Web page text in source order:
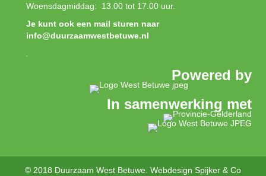
Woensdagmiddag: 13.00 tot 17.00 uur.
Je kunt ook een mail sturen naar
info@duurzaamwestbetuwe.nl
Powered by
In samenwerking met
© 2018 Duurzaam West Betuwe. Webdesign Spijker & Co